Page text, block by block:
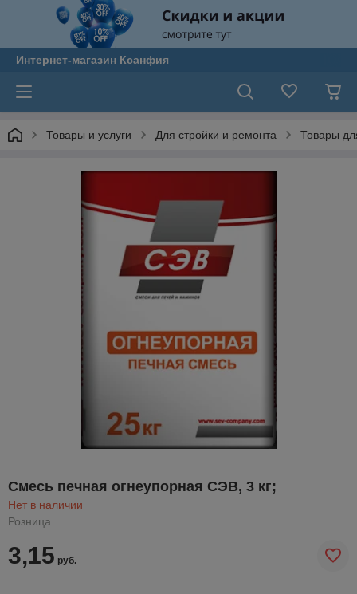
Интернет-магазин Ксанфия
Товары и услуги Для стройки и ремонта Товары
Смесь печная огнеупорная СЭВ, 3 кг;
Нет в наличии
Розница
3,15 руб.